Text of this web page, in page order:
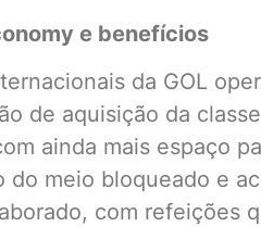
e benefícios
da GOL
de aquisição da
ainda mais espaço
do meio bloqueado e
com refeições